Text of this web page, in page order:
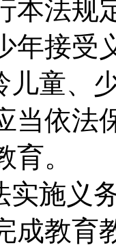
本法规
年接受
儿童、
当依法
育。
实施义
成教育